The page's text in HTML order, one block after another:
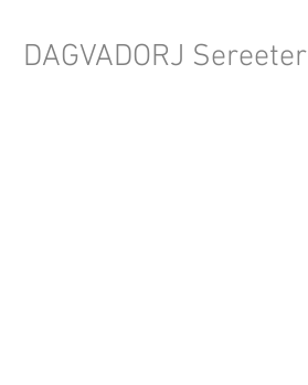
DAGVADORJ Sereeter